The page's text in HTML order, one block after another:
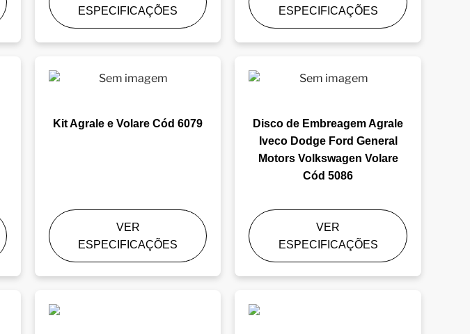
ESPECIFICAÇÕES
ESPECIFICAÇÕES
Kit Agrale e Volare Cód 6079
VER
ESPECIFICAÇÕES
Disco de Embreagem Agrale
Iveco Dodge Ford General
Motors Volkswagen Volare
Cód 5086
VER
ESPECIFICAÇÕES